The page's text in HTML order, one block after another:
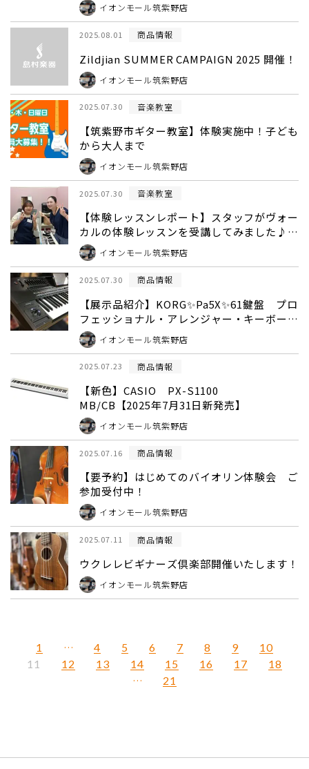
イオンモール筑紫野店
2025.08.01 商品情報
Zildjian SUMMER CAMPAIGN 2025 開催！
イオンモール筑紫野店
2025.07.30 音楽教室
【筑紫野市ギター教室】体験実施中！子ども
から大人まで
イオンモール筑紫野店
2025.07.30 音楽教室
【体験レッスンレポート】スタッフがヴォー
カルの体験レッスンを受講してみました♪🎤
講師 筑紫 杏菜先生🎤
イオンモール筑紫野店
2025.07.30 商品情報
【展示品紹介】KORG✨Pa5X✨61鍵盤 プロ
フェッショナル・アレンジャー・キーボード
展示開始!!
イオンモール筑紫野店
2025.07.23 商品情報
【新色】CASIO PX-S1100
MB/CB【2025年7月31日新発売】
イオンモール筑紫野店
2025.07.16 商品情報
【要予約】はじめてのバイオリン体験会 ご
参加受付中！
イオンモール筑紫野店
2025.07.11 商品情報
ウクレレビギナーズ倶楽部開催いたします！
イオンモール筑紫野店
1 … 4 5 6 7 8 9
10
11
12 13 14 15 16 17 18
… 21